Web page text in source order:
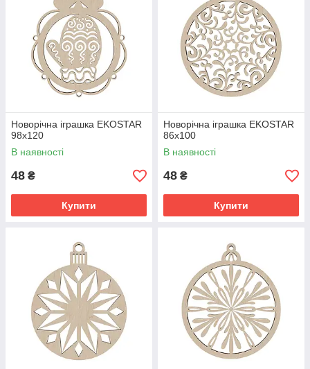
Новорічна іграшка EKOSTAR
98х120
В наявності
48 ₴
Купити
Новорічна іграшка EKOSTAR
86х100
В наявності
48 ₴
Купити